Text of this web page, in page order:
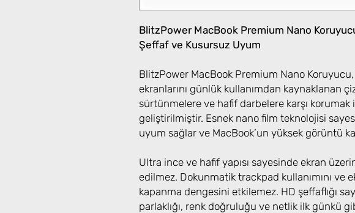
BlitzPower MacBook Premium Nano
Şeffaf ve Kusursuz Uyum
BlitzPower MacBook Premium Nano
ekranlarını günlük kullanımdan kaynaklanan
sürtünmelere ve hafif darbelere karşı korumak
geliştirilmiştir. Esnek nano film teknolojisi
uyum sağlar ve MacBook’un yüksek görüntü
Ultra ince ve hafif yapısı sayesinde ekran
edilmez. Dokunmatik trackpad kullanımını ve
kapanma dengesini etkilemez. HD şeffaflığı
parlaklığı, renk doğruluğu ve netlik ilk günkü